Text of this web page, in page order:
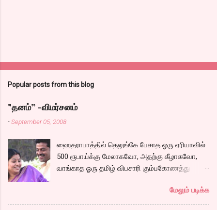
Popular posts from this blog
"தனம்” -விமர்சனம்
-September 05, 2008
ஹைதராபாத்தில் தெலுங்கே பேசாத ஓரு ஏரியாவில்
500 ரூபாய்க்கு மேலாகவோ, அதற்கு கீழாகவோ,
வாங்காத ஓரு தமிழ் விபசாரி கும்பகோணத்து
வாழ்கைபடுகிறாள். அவளுடய வாழ்கை எப்படி
அமைந்தது? என்ற ஓரு நல்ல லைனை , சங்கீதா
மேலும் படிக்க